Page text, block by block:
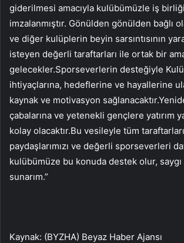
giderilmesi amacıyla kulübümüzle iş
imzalanmıştır. Gönülden gönülden bağlı
ve diğer kulüplerin beyin sarsıntısının
isteyen değerli taraftarları ile ortak bir
gelecekler.Sporseverlerin desteğiyle
ihtiyaçlarına, hedeflerine ve hayallerine
kaynak ve motivasyon
çabalarına ve yetenekli gençlere yatırım
kolay olacaktır.Bu vesileyle tüm
paydaşlarımızı ve değerli sporseverleri
kulübümüze bu konuda destek olur,
sunarım.”
Kaynak: (BYZHA) Beyaz Haber Ajansı